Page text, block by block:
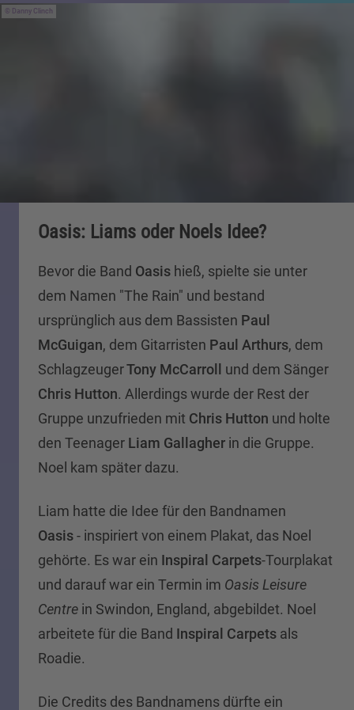
Danny Clinch
Oasis: Liams oder Noels Idee?
Bevor die Band Oasis hieß, spielte sie unter
dem Namen "The Rain" und bestand
ursprünglich aus dem Bassisten Paul
McGuigan, dem Gitarristen Paul Arthurs, dem
SchlagzeugerTony McCarroll
und dem Sänger
Chris Hutton. Allerdings wurde der Rest der
Gruppe unzufrieden mit Chris Hutton und holte
den Teenager Liam Gallagher in die Gruppe.
Noel kam später dazu.
Liam hatte die Idee für den Bandnamen
Oasis- inspiriert von einem Plakat, das Noel
gehörte. Es war ein Inspiral Carpets-Tourplakat
und darauf war ein Termin im Oasis Leisure
Centre in Swindon, England, abgebildet. Noel
arbeitete für die Band Inspiral Carpets als
Roadie.
Die Credits des Bandnamens dürfte ein